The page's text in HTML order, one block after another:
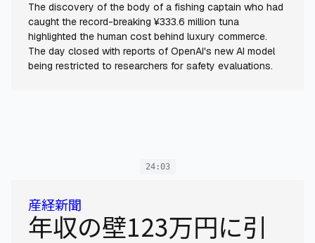
The discovery of the body of a fishing captain who had
caught the record-breaking ¥333.6 million tuna
highlighted the human cost behind luxury commerce.
The day closed with reports of OpenAI's new AI model
being restricted to researchers for safety evaluations.
24:03
産経新聞
年収の壁123万円に引